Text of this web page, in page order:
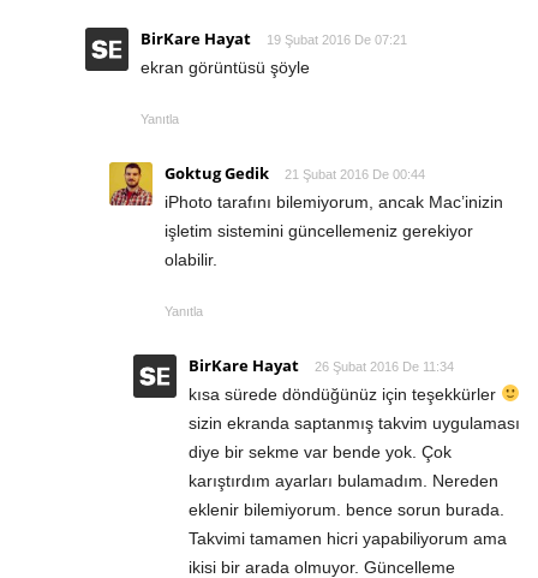
BirKare Hayat 19 Şubat 2016 De 07:21
ekran görüntüsü şöyle
Yanıtla
Goktug Gedik 21 Şubat 2016 De 00:44
iPhoto tarafını bilemiyorum, ancak Mac’inizin
işletim sistemini güncellemeniz gerekiyor
olabilir.
Yanıtla
BirKare Hayat 26 Şubat 2016 De 11:34
kısa sürede döndüğünüz için teşekkürler
sizin ekranda saptanmış takvim uygulaması
diye bir sekme var bende yok. Çok
karıştırdım ayarları bulamadım. Nereden
eklenir bilemiyorum. bence sorun burada.
Takvimi tamamen hicri yapabiliyorum ama
ikisi bir arada olmuyor. Güncelleme